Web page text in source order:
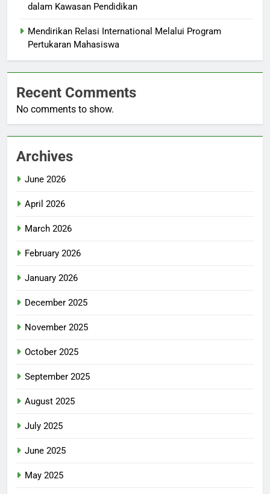
dalam Kawasan Pendidikan
Mendirikan Relasi International Melalui Program
Pertukaran Mahasiswa
Recent Comments
No comments to show.
Archives
June 2026
April 2026
March 2026
February 2026
January 2026
December 2025
November 2025
October 2025
September 2025
August 2025
July 2025
June 2025
May 2025